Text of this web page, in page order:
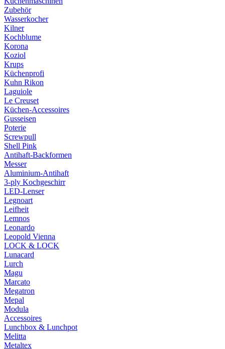
Zubehör
Wasserkocher
Kilner
Kochblume
Korona
Koziol
Krups
Küchenprofi
Kuhn Rikon
Laguiole
Le Creuset
Küchen-Accessoires
Gusseisen
Poterie
Screwpull
Shell Pink
Antihaft-Backformen
Messer
Aluminium-Antihaft
3-ply Kochgeschirr
LED-Lenser
Legnoart
Leifheit
Lemnos
Leonardo
Leopold Vienna
LOCK & LOCK
Lunacard
Lurch
Magu
Marcato
Megatron
Mepal
Modula
Accessoires
Lunchbox & Lunchpot
Melitta
Metaltex